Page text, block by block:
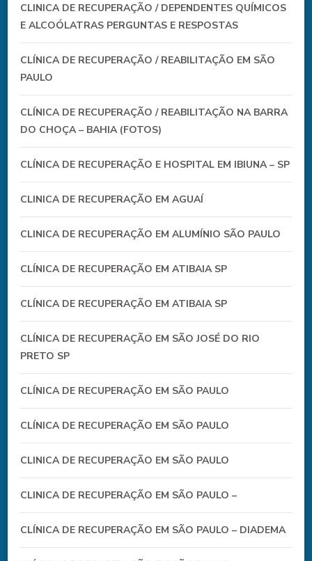
CLINICA DE RECUPERAÇÃO / DEPENDENTES QUÍMICOS
E ALCOÓLATRAS PERGUNTAS E RESPOSTAS
CLÍNICA DE RECUPERAÇÃO / REABILITAÇÃO EM SÃO
PAULO
CLÍNICA DE RECUPERAÇÃO / REABILITAÇÃO NA BARRA
DO CHOÇA – BAHIA (FOTOS)
CLÍNICA DE RECUPERAÇÃO E HOSPITAL EM IBIUNA – SP
CLINICA DE RECUPERAÇÃO EM AGUAÍ
CLINICA DE RECUPERAÇÃO EM ALUMÍNIO SÃO PAULO
CLÍNICA DE RECUPERAÇÃO EM ATIBAIA SP
CLÍNICA DE RECUPERAÇÃO EM ATIBAIA SP
CLÍNICA DE RECUPERAÇÃO EM SÃO JOSÉ DO RIO
PRETO SP
CLÍNICA DE RECUPERAÇÃO EM SÃO PAULO
CLÍNICA DE RECUPERAÇÃO EM SÃO PAULO
CLINICA DE RECUPERAÇÃO EM SÃO PAULO
CLINICA DE RECUPERAÇÃO EM SÃO PAULO –
CLÍNICA DE RECUPERAÇÃO EM SÃO PAULO – DIADEMA